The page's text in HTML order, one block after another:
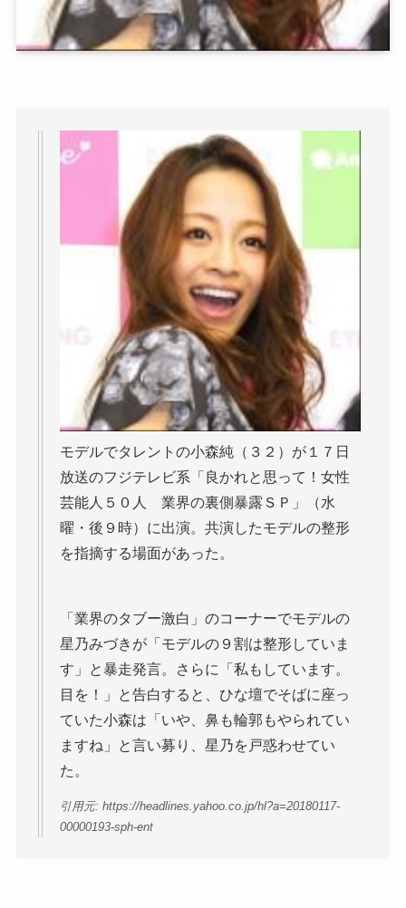
モデルでタレントの小森純（３２）が１７日
放送のフジテレビ系「良かれと思って！女性
芸能人５０人 業界の裏側暴露ＳＰ」（水
曜・後９時）に出演。共演したモデルの整形
を指摘する場面があった。
「業界のタブー激白」のコーナーでモデルの
星乃みづきが「モデルの９割は整形していま
す」と暴走発言。さらに「私もしています。
目を！」と告白すると、ひな壇でそばに座っ
ていた小森は「いや、鼻も輪郭もやられてい
ますね」と言い募り、星乃を戸惑わせてい
た。
引用元: https://headlines.yahoo.co.jp/hl?a=20180117-
00000193-sph-ent